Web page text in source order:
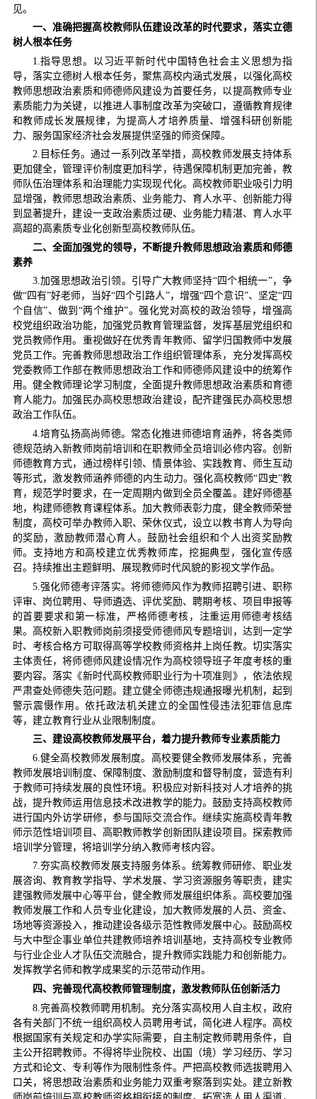
见。
一、准确把握高校教师队伍建设改革的时代要求，落实立德
树人根本任务
1.指导思想。以习近平新时代中国特色社会主义思想为指
导，落实立德树人根本任务，聚焦高校内涵式发展，以强化高校
教师思想政治素质和师德师风建设为首要任务，以提高教师专业
素质能力为关键，以推进人事制度改革为突破口，遵循教育规律
和教师成长发展规律，为提高人才培养质量、增强科研创新能
力、服务国家经济社会发展提供坚强的师资保障。
2.目标任务。通过一系列改革举措，高校教师发展支持体系
更加健全，管理评价制度更加科学，待遇保障机制更加完善，教
师队伍治理体系和治理能力实现现代化。高校教师职业吸引力明
显增强，教师思想政治素质、业务能力、育人水平、创新能力得
到显著提升，建设一支政治素质过硬、业务能力精湛、育人水平
高超的高素质专业化创新型高校教师队伍。
二、全面加强党的领导，不断提升教师思想政治素质和师德
素养
3.加强思想政治引领。引导广大教师坚持“四个相统一”，争
做“四有”好老师，当好“四个引路人”，增强“四个意识”、坚定“四
个自信”、做到“两个维护”。强化党对高校的政治领导，增强高
校党组织政治功能，加强党员教育管理监督，发挥基层党组织和
党员教师作用。重视做好在优秀青年教师、留学归国教师中发展
党员工作。完善教师思想政治工作组织管理体系，充分发挥高校
党委教师工作部在教师思想政治工作和师德师风建设中的统筹作
用。健全教师理论学习制度，全面提升教师思想政治素质和育德
育人能力。加强民办高校思想政治建设，配齐建强民办高校思想
政治工作队伍。
4.培育弘扬高尚师德。常态化推进师德培育涵养，将各类师
德规范纳入新教师岗前培训和在职教师全员培训必修内容。创新
师德教育方式，通过榜样引领、情景体验、实践教育、师生互动
等形式，激发教师涵养师德的内生动力。强化高校教师“四史”教
育，规范学时要求，在一定周期内做到全员全覆盖。建好师德基
地，构建师德教育课程体系。加大教师表彰力度，健全教师荣誉
制度，高校可举办教师入职、荣休仪式，设立以教书育人为导向
的奖励，激励教师潜心育人。鼓励社会组织和个人出资奖励教
师。支持地方和高校建立优秀教师库，挖掘典型，强化宣传感
召。持续推出主题鲜明、展现教师时代风貌的影视文学作品。
5.强化师德考评落实。将师德师风作为教师招聘引进、职称
评审、岗位聘用、导师遴选、评优奖励、聘期考核、项目申报等
的首要要求和第一标准，严格师德考核，注重运用师德考核结
果。高校新入职教师岗前须接受师德师风专题培训，达到一定学
时、考核合格方可取得高等学校教师资格并上岗任教。切实落实
主体责任，将师德师风建设情况作为高校领导班子年度考核的重
要内容。落实《新时代高校教师职业行为十项准则》，依法依规
严肃查处师德失范问题。建立健全师德违规通报曝光机制，起到
警示震慑作用。依托政法机关建立的全国性侵违法犯罪信息库
等，建立教育行业从业限制制度。
三、建设高校教师发展平台，着力提升教师专业素质能力
6.健全高校教师发展制度。高校要健全教师发展体系，完善
教师发展培训制度、保障制度、激励制度和督导制度，营造有利
于教师可持续发展的良性环境。积极应对新科技对人才培养的挑
战，提升教师运用信息技术改进教学的能力。鼓励支持高校教师
进行国内外访学研修，参与国际交流合作。继续实施高校青年教
师示范性培训项目、高职教师教学创新团队建设项目。探索教师
培训学分管理，将培训学分纳入教师考核内容。
7.夯实高校教师发展支持服务体系。统筹教师研修、职业发
展咨询、教育教学指导、学术发展、学习资源服务等职责，建实
建强教师发展中心等平台，健全教师发展组织体系。高校要加强
教师发展工作和人员专业化建设，加大教师发展的人员、资金、
场地等资源投入，推动建设各级示范性教师发展中心。鼓励高校
与大中型企事业单位共建教师培养培训基地，支持高校专业教师
与行业企业人才队伍交流融合，提升教师实践能力和创新能力。
发挥教学名师和教学成果奖的示范带动作用。
四、完善现代高校教师管理制度，激发教师队伍创新活力
8.完善高校教师聘用机制。充分落实高校用人自主权，政府
各有关部门不统一组织高校人员聘用考试，简化进人程序。高校
根据国家有关规定和办学实际需要，自主制定教师聘用条件，自
主公开招聘教师。不得将毕业院校、出国（境）学习经历、学习
方式和论文、专利等作为限制性条件。严把高校教师选拔聘用入
口关，将思想政治素质和业务能力双重考察落到实处。建立新教